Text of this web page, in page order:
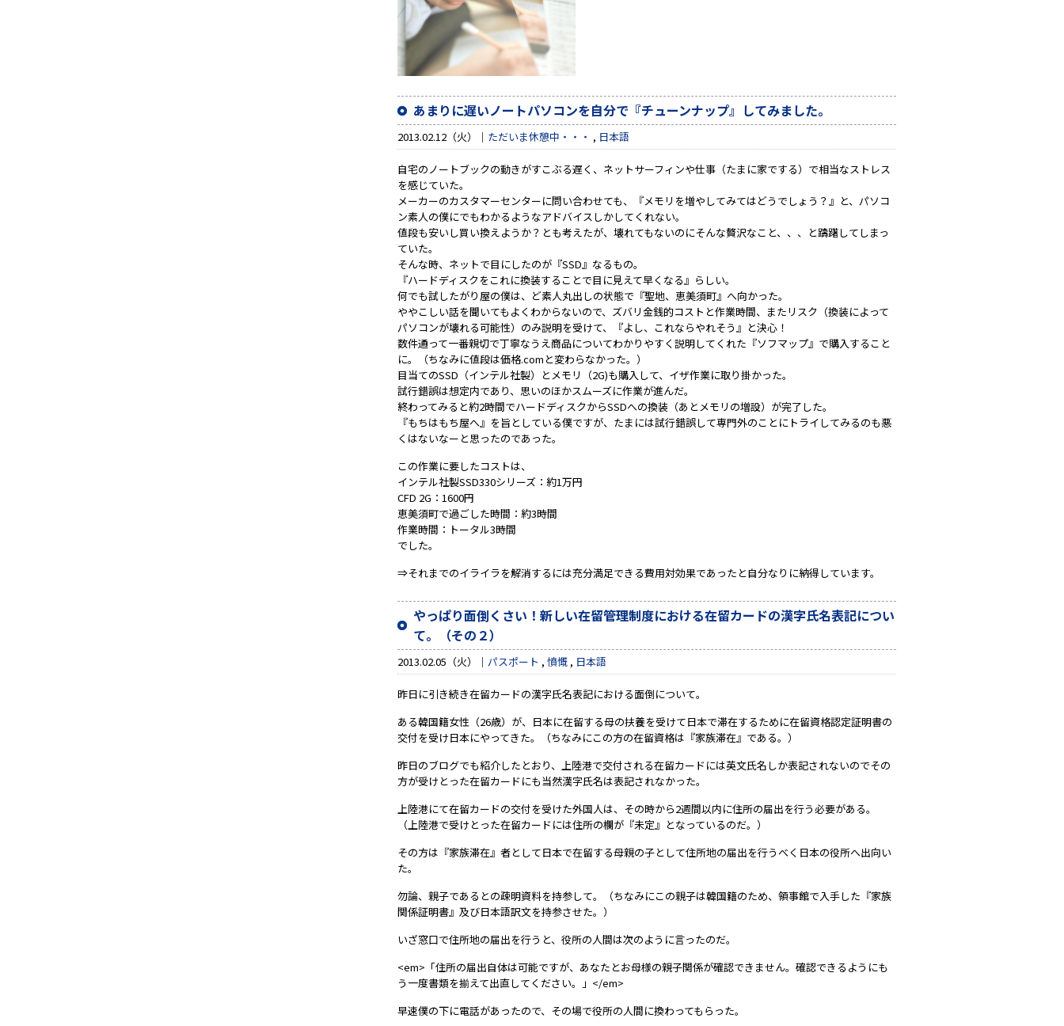
あまりに遅いノートパソコンを自分で『チューンナップ』してみました。
2013.02.12（火） ただいま休憩中・・・ , 日本語
自宅のノートブックの動きがすこぶる遅く、ネットサーフィンや仕事（たまに家でする）で相当なストレス
を感じていた。
メーカーのカスタマーセンターに問い合わせても、『メモリを増やしてみてはどうでしょう？』と、パソコ
ン素人の僕にでもわかるようなアドバイスしかしてくれない。
値段も安いし買い換えようか？とも考えたが、壊れてもないのにそんな贅沢なこと、、、と躊躇してしまっ
ていた。
そんな時、ネットで目にしたのが『SSD』なるもの。
『ハードディスクをこれに換装することで目に見えて早くなる』らしい。
何でも試したがり屋の僕は、ど素人丸出しの状態で『聖地、恵美須町』へ向かった。
ややこしい話を聞いてもよくわからないので、ズバリ金銭的コストと作業時間、またリスク（換装によって
パソコンが壊れる可能性）のみ説明を受けて、『よし、これならやれそう』と決心！
数件通って一番親切で丁寧なうえ商品についてわかりやすく説明してくれた『ソフマップ』で購入すること
に。（ちなみに値段は価格.comと変わらなかった。）
目当てのSSD（インテル社製）とメモリ（2G)も購入して、イザ作業に取り掛かった。
試行錯誤は想定内であり、思いのほかスムーズに作業が進んだ。
終わってみると約2時間でハードディスクからSSDへの換装（あとメモリの増設）が完了した。
『もちはもち屋へ』を旨としている僕ですが、たまには試行錯誤して専門外のことにトライしてみるのも悪
くはないなーと思ったのであった。
この作業に要したコストは、
インテル社製SSD330シリーズ：約1万円
CFD 2G：1600円
恵美須町で過ごした時間：約3時間
作業時間：トータル3時間
でした。
⇒それまでのイライラを解消するには充分満足できる費用対効果であったと自分なりに納得しています。
やっぱり面倒くさい！新しい在留管理制度における在留カードの漢字氏名表記につい
て。（その２）
2013.02.05（火） パスポート , 憤慨 , 日本語
昨日に引き続き在留カードの漢字氏名表記における面倒について。
ある韓国籍女性（26歳）が、日本に在留する母の扶養を受けて日本で滞在するために在留資格認定証明書の
交付を受け日本にやってきた。（ちなみにこの方の在留資格は『家族滞在』である。）
昨日のブログでも紹介したとおり、上陸港で交付される在留カードには英文氏名しか表記されないのでその
方が受けとった在留カードにも当然漢字氏名は表記されなかった。
上陸港にて在留カードの交付を受けた外国人は、その時から2週間以内に住所の届出を行う必要がある。
（上陸港で受けとった在留カードには住所の欄が『未定』となっているのだ。）
その方は『家族滞在』者として日本で在留する母親の子として住所地の届出を行うべく日本の役所へ出向い
た。
勿論、親子であるとの疎明資料を持参して。（ちなみにこの親子は韓国籍のため、領事館で入手した『家族
関係証明書』及び日本語訳文を持参させた。）
いざ窓口で住所地の届出を行うと、役所の人間は次のように言ったのだ。
<em>「住所の届出自体は可能ですが、あなたとお母様の親子関係が確認できません。確認できるようにも
う一度書類を揃えて出直してください。」</em>
早速僕の下に電話があったので、その場で役所の人間に換わってもらった。